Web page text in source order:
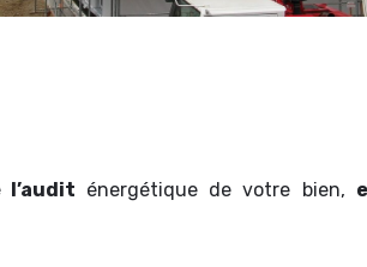
énergétique de votre bien,